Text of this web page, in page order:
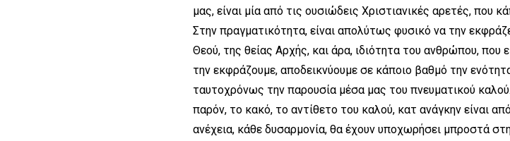
μας, είναι μία από τις ουσιώδεις Χριστιανικές αρετές, που
Στην πραγματικότητα, είναι απολύτως φυσικό να την
Θεού, της θείας Αρχής, και άρα, ιδιότητα του ανθρώπου, που
την εκφράζουμε, αποδεικνύουμε σε κάποιο βαθμό την
ταυτοχρόνως την παρουσία μέσα μας του πνευματικού
παρόν, το κακό, το αντίθετο του καλού, κατ ανάγκην είναι
ανέχεια, κάθε δυσαρμονία, θα έχουν υποχωρήσει μπροστά